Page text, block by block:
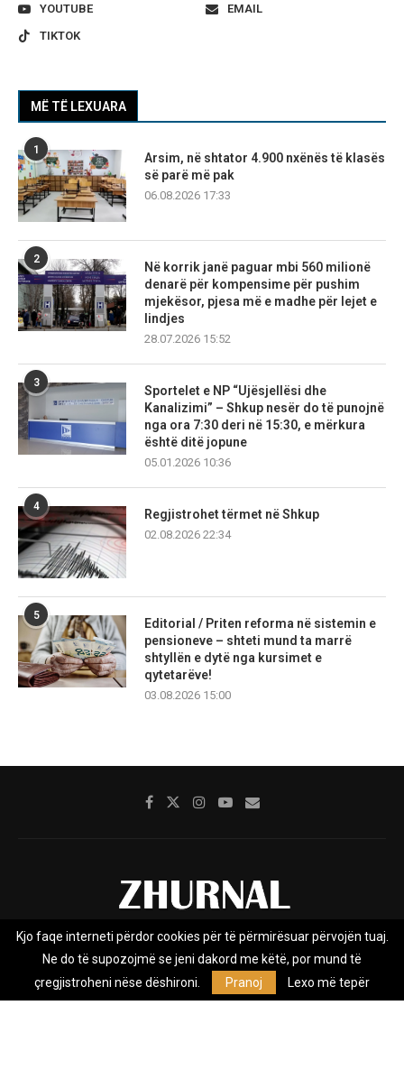
YOUTUBE
EMAIL
TIKTOK
MË TË LEXUARA
1
Arsim, në shtator 4.900 nxënës të klasës
së parë më pak
06.08.2026 17:33
2
Në korrik janë paguar mbi 560 milionë
denarë për kompensime për pushim
mjekësor, pjesa më e madhe për lejet e
lindjes
28.07.2026 15:52
3
Sportelet e NP “Ujësjellësi dhe
Kanalizimi” – Shkup nesër do të punojnë
nga ora 7:30 deri në 15:30, e mërkura
është ditë jopune
05.01.2026 10:36
4
Regjistrohet tërmet në Shkup
02.08.2026 22:34
5
Editorial / Priten reforma në sistemin e
pensioneve – shteti mund ta marrë
shtyllën e dytë nga kursimet e
qytetarëve!
03.08.2026 15:00
Rreth nesh Impresumi Marketing
Privacy Policy
Zhurnal.mk është Agjenci e Lajmeve e pavarur, e themeluar në vitin
Kjo faqe interneti përdor cookies për të përmirësuar përvojën tuaj.
Ne do të supozojmë se jeni dakord me këtë, por mund të
çregjistroheni nëse dëshironi.
Pranoj Lexo më tepër